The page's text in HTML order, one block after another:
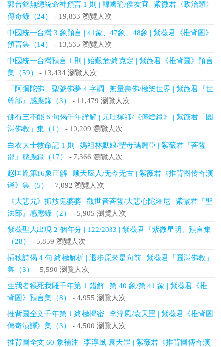
郭台銘無總統命神預言 1 則 | 韓國瑜/侯友宜 | 紫微君〈政治類〉
傳奇錄（24）
- 19,833 瀏覽人次
中國統一台灣 3 象預言 | 41象、47象、48象 | 紫薇君《推背圖》
預言集（14）
- 13,535 瀏覽人次
中國統一台灣預言 1 則 | 始艱危/終克定 | 紫薇君《推背圖》預言
集（59）
- 13,434 瀏覽人次
「阿彌陀佛」聖號佛夢 4 字調 | 無量壽佛/極樂世界 | 紫薇君『世
尊部』感應錄（3）
- 11,479 瀏覽人次
佛有三不能 6 句偈千年詳解 | 元珪禪師/《傳燈錄》 | 紫薇君「圓
滿佛教」集（1）
- 10,209 瀏覽人次
白衣大士救命記 1 則 | 媽祖林默娘/聖母瑪麗亞 | 紫薇君『菩薩
部』感應錄（17）
- 7,366 瀏覽人次
赵匡胤第16象正解 | 顺天应人/无今无古 | 紫薇君《推背图传奇演
译》集（5）
- 7,092 瀏覽人次
《大悲咒》抓放鬼婆婆 | 觀世音菩薩/大悲心陀羅尼 | 紫微君『聖
法部』感應錄（2）
- 5,905 瀏覽人次
紫薇聖人出現 2 個年分 | 122/2033 | 紫薇君『紫微星明』預言集
（28）
- 5,859 瀏覽人次
插秧詩偈 4 句 終極解析 | 退步原來是向前 | 紫薇君「圓滿佛教」
集（3）
- 5,590 瀏覽人次
生我者猴死我雕千年第 1 錯解 | 第 40 象/第 41 象 | 紫薇君《推
背圖》預言集（8）
- 4,955 瀏覽人次
推背圖全文千年第 1 終極揭密 | 李淳風/袁天罡 | 紫薇君《推背圖
傳奇演譯》集（3）
- 4,500 瀏覽人次
推背圖全文 60 象補注 | 李淳風-袁天罡 | 紫薇君《推背圖傳奇演